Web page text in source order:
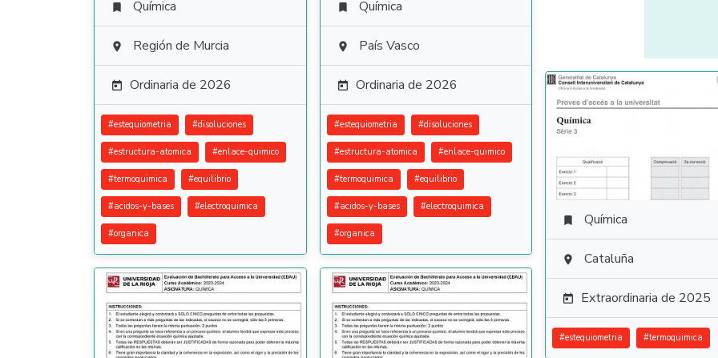
 Química
 Región de Murcia
 Ordinaria de 2026
#estequiometria #disoluciones
#estructura-atomica #enlace-quimico
#termoquimica #equilibrio
#acidos-y-bases #electroquimica
#organica
 Química
 País Vasco
 Ordinaria de 2026
#estequiometria #disoluciones
#estructura-atomica #enlace-quimico
#termoquimica #equilibrio
#acidos-y-bases #electroquimica
#organica
 Química
 Cataluña
 Extraordinaria de 2025
#estequiometria #termoquimica